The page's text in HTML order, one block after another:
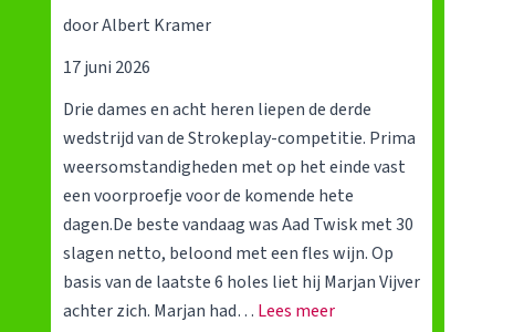
t
e
n
d
2
9
j
u
t
a
g
w
o
e
n
s
d
door Albert Kramer
17 juni 2026
Drie dames en acht heren liepen de derde
wedstrijd van de Strokeplay-competitie. Prima
weersomstandigheden met op het einde vast
een voorproefje voor de komende hete
dagen.De beste vandaag was Aad Twisk met 30
slagen netto, beloond met een fles wijn. Op
basis van de laatste 6 holes liet hij Marjan Vijver
achter zich. Marjan had… Lees meer: